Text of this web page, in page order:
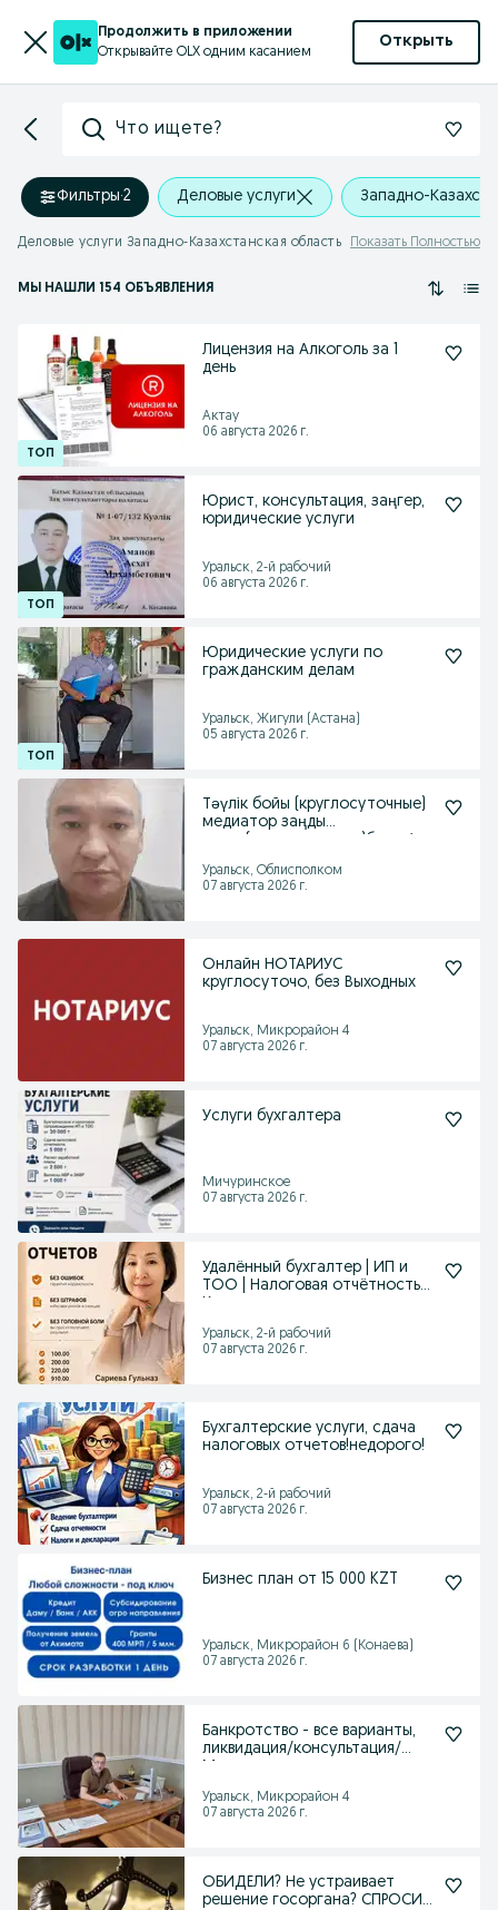
Продолжить в приложении
Открывайте OLX одним касанием
Открыть
Что ищете?
Фильтры·2 Деловые услуги Западно-
Деловые услуги Западно-Казахстанская область Показать Полностью
МЫ НАШЛИ 154 ОБЪЯВЛЕНИЯ
Лицензия на Алкоголь за 1
день
Актау
06 августа 2026 г.
Юрист, консультация, заңгер,
юридические услуги
Уральск, 2-й рабочий
06 августа 2026 г.
Юридические услуги по
гражданским делам
Уральск, Жигули (Астана)
05 августа 2026 г.
Тәүлік бойы (круглосуточные)
медиатор заңды
Уральск, Облисполком
07 августа 2026 г.
Онлайн НОТАРИУС
круглосуточо, без Выходных
Уральск, Микрорайон 4
07 августа 2026 г.
Услуги бухгалтера
Мичуринское
07 августа 2026 г.
Удалённый бухгалтер | ИП и
ТОО | Налоговая отчётность |
Уральск, 2-й рабочий
07 августа 2026 г.
Бухгалтерские услуги, сдача
налоговых отчетов!недорого!
Уральск, 2-й рабочий
07 августа 2026 г.
Бизнес план от 15 000 KZT
Уральск, Микрорайон 6 (Конаева)
07 августа 2026 г.
Банкротство - все варианты,
ликвидация/консультация/
Уральск, Микрорайон 4
07 августа 2026 г.
ОБИДЕЛИ? Не устраивает
решение госоргана? СПРОСИ